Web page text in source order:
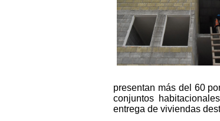
presentan más del 60
conjuntos
entrega de viviendas